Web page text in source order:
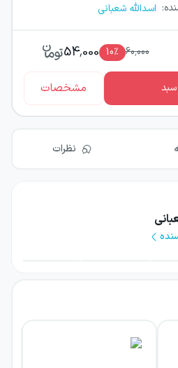
: اسدالله شعبانی
60,000
10٪ 54,000
مشخصات
نظرات